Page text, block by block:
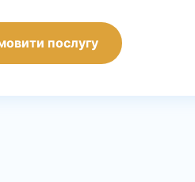
послугу